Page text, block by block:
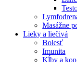
Masážne
Lieky a liečivá
Bolesť
Imunita
Kĺby a